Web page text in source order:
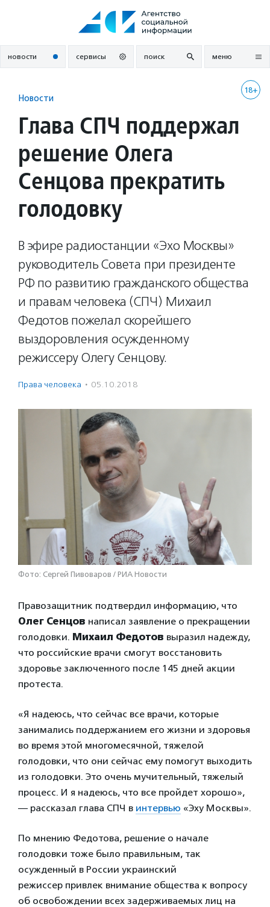
новости сервисы поиск меню
18+
Новости
Глава СПЧ поддержал
решение Олега
Сенцова прекратить
голодовку
В эфире радиостанции «Эхо Москвы»
руководитель Совета при президенте
РФ по развитию гражданского общества
и правам человека (СПЧ) Михаил
Федотов пожелал скорейшего
выздоровления осужденному
режиссеру Олегу Сенцову.
Права человека · 05.10.2018
Фото: Сергей Пивоваров / РИА Новости
Правозащитник подтвердил информацию, что
Олег Сенцов написал заявление о прекращении
голодовки. Михаил Федотов выразил надежду,
что российские врачи смогут восстановить
здоровье заключенного после 145 дней акции
протеста.
«Я надеюсь, что сейчас все врачи, которые
занимались поддержанием его жизни и здоровья
во время этой многомесячной, тяжелой
голодовки, что они сейчас ему помогут выходить
из голодовки. Это очень мучительный, тяжелый
процесс. И я надеюсь, что все пройдет хорошо»,
— рассказал глава СПЧ в интервью «Эху Москвы».
По мнению Федотова, решение о начале
голодовки тоже было правильным, так
осужденный в России украинский
режиссер привлек внимание общества к вопросу
об освобождении всех задерживаемых лиц на